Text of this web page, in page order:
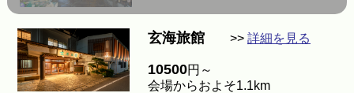
玄海旅館 >> 詳細を見る
10500円～
会場からおよそ1.1km